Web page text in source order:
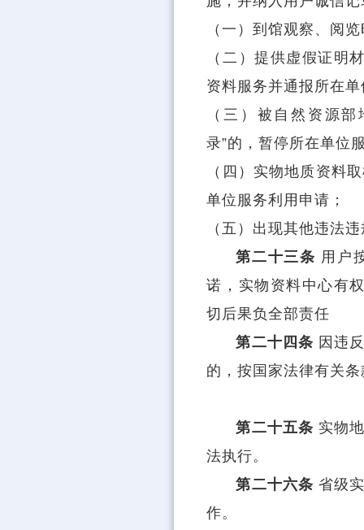
（一）到馆观察、阅
（二）提供虚假证明
资料服务并通报所在
（三）被自然资源
录”的，暂停所在单位
（四）实物地质资料
单位服务利用申请；
（五）出现其他违法
第二十三条 用户
诺，实物资料中心有
切后果负全部责任
第二十四条 因违
的，按国家法律有关
第二十五条 实物
法执行。
第二十六条 省级
作。